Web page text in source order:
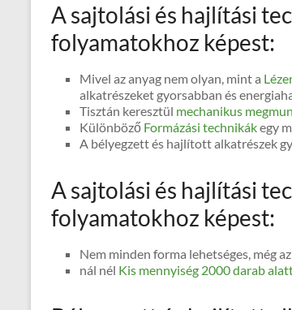
A sajtolási és hajlítási
folyamatokhoz képest:
Mivel az anyag nem olyan, mint a
alkatrészeket gyorsabban és
Tisztán keresztül mechanikus
Különböző Formázási technikákegy
A bélyegzett és hajlított alkatrészek
A sajtolási és hajlítási
folyamatokhoz képest:
Nem minden forma lehetséges, még
nál nél Kis mennyiség 2000 darab